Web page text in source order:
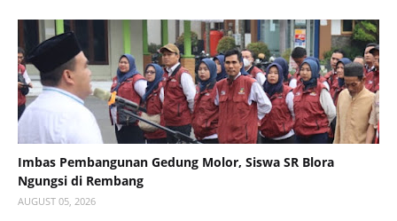
Imbas Pembangunan Gedung Molor, Siswa SR Blora
Ngungsi di Rembang
AUGUST 05, 2026